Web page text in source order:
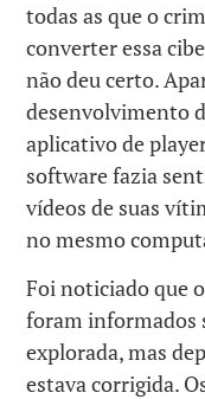
todas as que o
converter essa
não deu certo.
desenvolvimento
aplicativo de
software fazia
vídeos de suas
no mesmo
Foi noticiado que
foram informados
explorada, mas
estava corrigida.